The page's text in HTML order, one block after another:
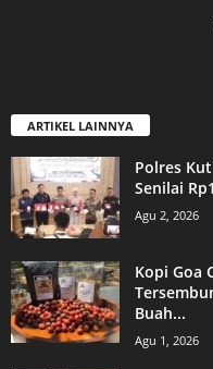
ARTIKEL LAINNYA
Polres
Senilai
Agu 2, 2026
Kopi Goa
Buah...
Agu 1, 2026